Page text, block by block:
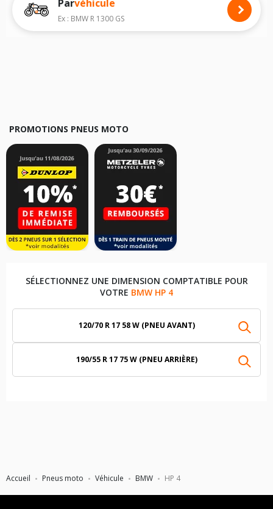
Accueil Pneus moto Véhicule BMW HP 4
Nous recommandons de toujours monter des pneus moto avec les
dimensions homologuées par le constructeur.
Pour cela, veuillez sélectionner le modèle de votre motoBMW HP 4 ci-
Parvéhicule
Ex : BMW R 1300 GS
PROMOTIONS PNEUS MOTO
SÉLECTIONNEZ UNE DIMENSION COMPTATIBLE POUR
VOTRE BMW HP 4
120/70 R 17 58 W (PNEU AVANT)
190/55 R 17 75 W (PNEU ARRIÈRE)